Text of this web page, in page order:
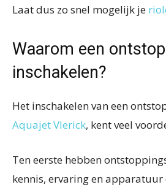
Laat dus zo snel mogelijk je
Waarom een
inschakelen?
Het inschakelen van een
Aquajet Vlerick, kent veel
Ten eerste hebben
kennis, ervaring en